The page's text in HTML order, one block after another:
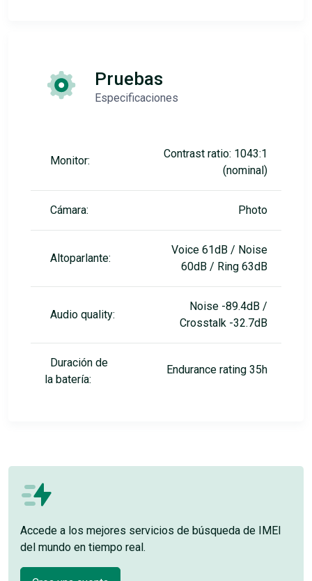
Pruebas
Especificaciones
Monitor:
Contrast ratio: 1043:1
(nominal)
Cámara: Photo
Altoparlante:
Voice 61dB / Noise
60dB / Ring 63dB
Audio quality:
Noise -89.4dB /
Crosstalk -32.7dB
Duración de
la batería:
Endurance rating 35h
Accede a los mejores servicios de búsqueda de IMEI
del mundo en tiempo real.